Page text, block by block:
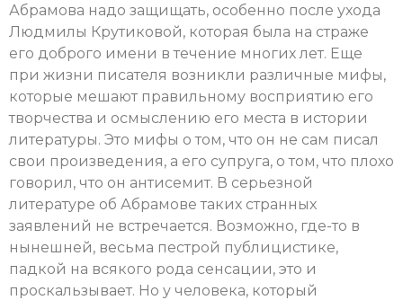
Абрамова надо защищать, особенно после ухода
Людмилы Крутиковой, которая была на страже
его доброго имени в течение многих лет. Еще
при жизни писателя возникли различные мифы,
которые мешают правильному восприятию его
творчества и осмыслению его места в истории
литературы. Это мифы о том, что он не сам писал
свои произведения, а его супруга, о том, что плохо
говорил, что он антисемит. В серьезной
литературе об Абрамове таких странных
заявлений не встречается. Возможно, где-то в
нынешней, весьма пестрой публицистике,
падкой на всякого рода сенсации, это и
проскальзывает. Но у человека, который